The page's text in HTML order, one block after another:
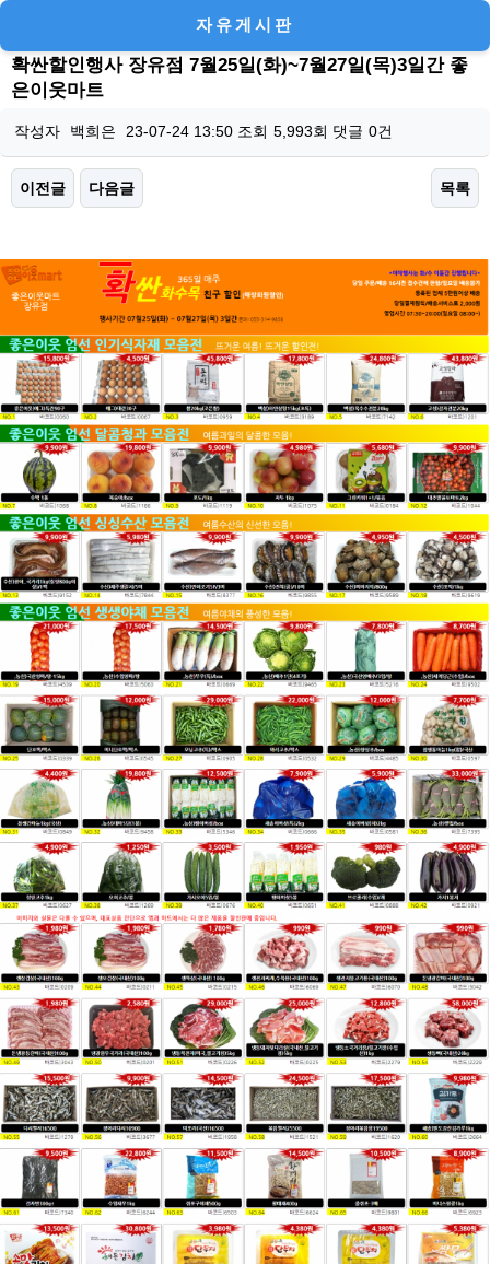
자유게시판
확싼할인행사 장유점 7월25일(화)~7월27일(목)3일간 좋
은이웃마트
작성자 백희은 23-07-24 13:50조회 5,993회 댓글 0건
이전글 다음글 목록
본문